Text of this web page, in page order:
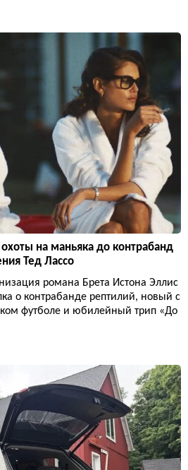
на маньяка до контрабанд
Тед Лассо
романа Брета Истона Эллис
о контрабанде рептилий, новый с
футболе и юбилейный трип «До